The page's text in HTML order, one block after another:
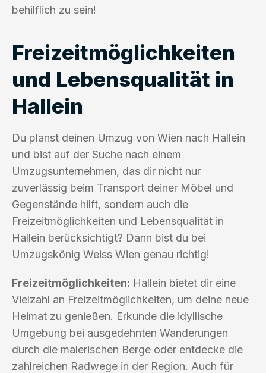
behilflich zu sein!
Freizeitmöglichkeiten
und Lebensqualität in
Hallein
Du planst deinen Umzug von Wien nach Hallein
und bist auf der Suche nach einem
Umzugsunternehmen, das dir nicht nur
zuverlässig beim Transport deiner Möbel und
Gegenstände hilft, sondern auch die
Freizeitmöglichkeiten und Lebensqualität in
Hallein berücksichtigt? Dann bist du bei
Umzugskönig Weiss Wien genau richtig!
Freizeitmöglichkeiten: Hallein bietet dir eine
Vielzahl an Freizeitmöglichkeiten, um deine neue
Heimat zu genießen. Erkunde die idyllische
Umgebung bei ausgedehnten Wanderungen
durch die malerischen Berge oder entdecke die
zahlreichen Radwege in der Region. Auch für